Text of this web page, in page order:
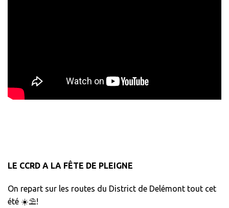
LE CCRD A LA FÊTE DE PLEIGNE
On repart sur les routes du District de Delémont tout cet
été ☀️⛱!